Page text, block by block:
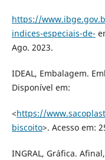
https://
indices-especiais-de-
Ago. 2023.
IDEAL, Embalagem.
Disponível em:
<https://
biscoito>. Acesso em:
INGRAL, Gráfica.